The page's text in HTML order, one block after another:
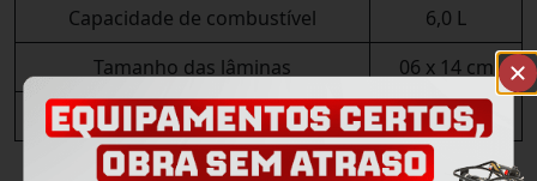
Capacidade de combustível
6,0 L
Tamanho das lâminas
06 x 14 cm
Peso
96 kg